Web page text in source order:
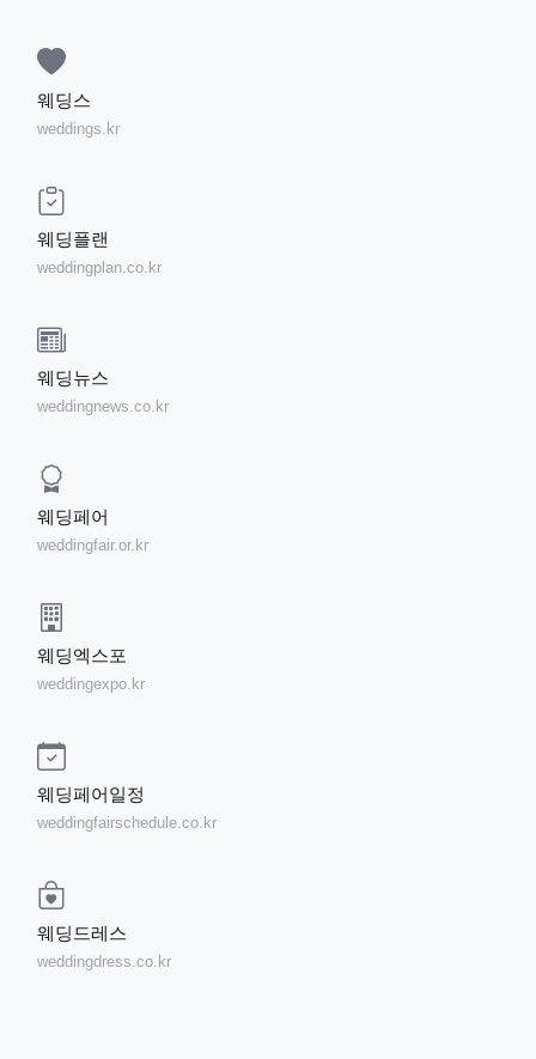
웨딩스
weddings.kr
웨딩플랜
weddingplan.co.kr
웨딩뉴스
weddingnews.co.kr
웨딩페어
weddingfair.or.kr
웨딩엑스포
weddingexpo.kr
웨딩페어일정
weddingfairschedule.co.kr
웨딩드레스
weddingdress.co.kr